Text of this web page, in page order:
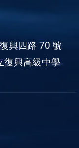
興四路 70 號
復興高級中學